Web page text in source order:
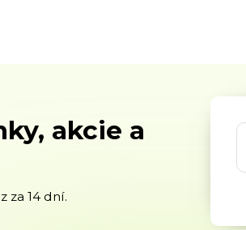
akcie a
za 14 dní.